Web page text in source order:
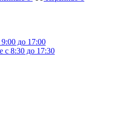
до 17:00
с 8:30 до 17:30